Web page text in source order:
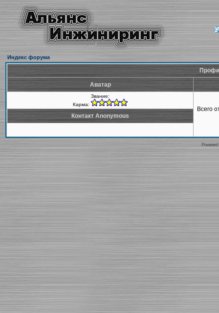
Индекс форума
Аватар
Звание:
Карма:
Всего
Контакт Anonymous